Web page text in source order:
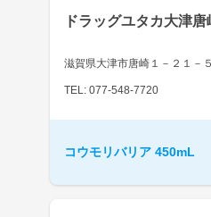
ドラッグユタカ大津唐
滋賀県大津市唐崎１－２１－５
TEL: 077-548-7720
コウモリバリア 450mL